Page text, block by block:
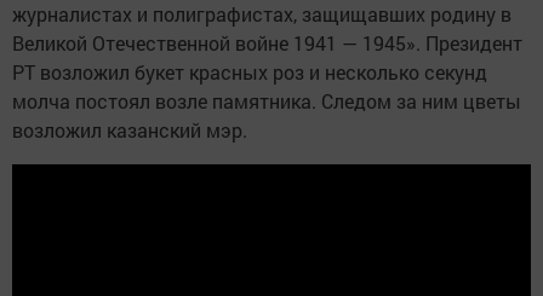
журналистах и полиграфистах, защищавших родину в
Великой Отечественной войне 1941 — 1945». Президент
РТ возложил букет красных роз и несколько секунд
молча постоял возле памятника. Следом за ним цветы
возложил казанский мэр.